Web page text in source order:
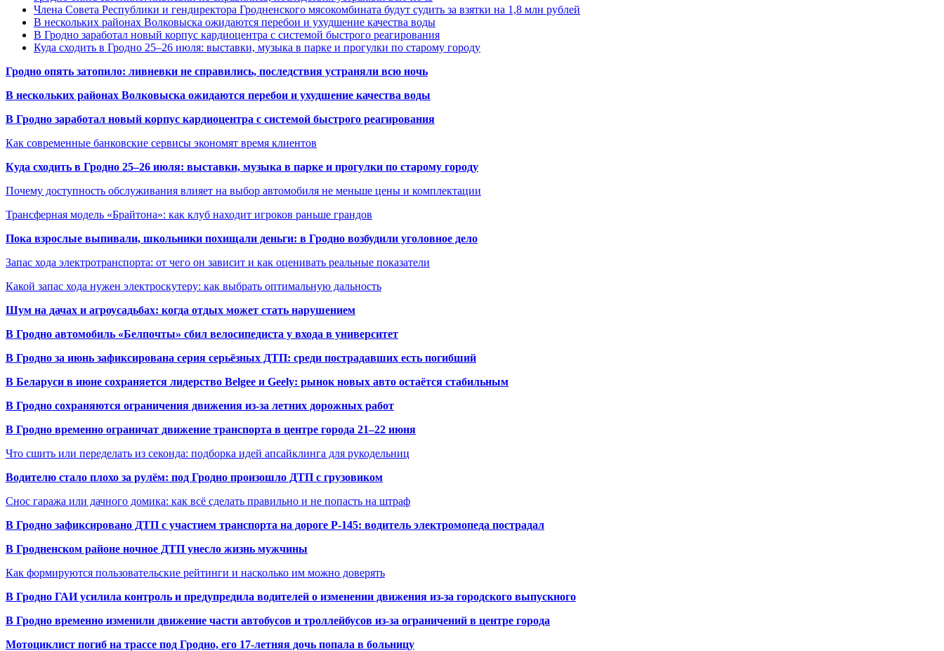
Члена Совета Республики и гендиректора Гродненского мясокомбината будут судить за взятки на 1,8 млн рублей
В нескольких районах Волковыска ожидаются перебои и ухудшение качества воды
В Гродно заработал новый корпус кардиоцентра с системой быстрого реагирования
Куда сходить в Гродно 25–26 июля: выставки, музыка в парке и прогулки по старому городу
Гродно опять затопило: ливневки не справились, последствия устраняли всю ночь
В нескольких районах Волковыска ожидаются перебои и ухудшение качества воды
В Гродно заработал новый корпус кардиоцентра с системой быстрого реагирования
Как современные банковские сервисы экономят время клиентов
Куда сходить в Гродно 25–26 июля: выставки, музыка в парке и прогулки по старому городу
Почему доступность обслуживания влияет на выбор автомобиля не меньше цены и комплектации
Трансферная модель «Брайтона»: как клуб находит игроков раньше грандов
Пока взрослые выпивали, школьники похищали деньги: в Гродно возбудили уголовное дело
Запас хода электротранспорта: от чего он зависит и как оценивать реальные показатели
Какой запас хода нужен электроскутеру: как выбрать оптимальную дальность
Шум на дачах и агроусадьбах: когда отдых может стать нарушением
В Гродно автомобиль «Белпочты» сбил велосипедиста у входа в университет
В Гродно за июнь зафиксирована серия серьёзных ДТП: среди пострадавших есть погибший
В Беларуси в июне сохраняется лидерство Belgee и Geely: рынок новых авто остаётся стабильным
В Гродно сохраняются ограничения движения из-за летних дорожных работ
В Гродно временно ограничат движение транспорта в центре города 21–22 июня
Что сшить или переделать из секонда: подборка идей апсайклинга для рукодельниц
Водителю стало плохо за рулём: под Гродно произошло ДТП с грузовиком
Снос гаража или дачного домика: как всё сделать правильно и не попасть на штраф
В Гродно зафиксировано ДТП с участием транспорта на дороге Р-145: водитель электромопеда пострадал
В Гродненском районе ночное ДТП унесло жизнь мужчины
Как формируются пользовательские рейтинги и насколько им можно доверять
В Гродно ГАИ усилила контроль и предупредила водителей о изменении движения из-за городского выпускного
В Гродно временно изменили движение части автобусов и троллейбусов из-за ограничений в центре города
Мотоциклист погиб на трассе под Гродно, его 17-летняя дочь попала в больницу